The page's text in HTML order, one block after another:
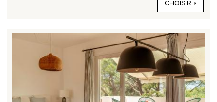
CHOISIR